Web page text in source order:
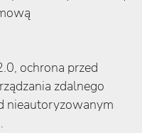
ochrona przed
zdalnego
nieautoryzowanym